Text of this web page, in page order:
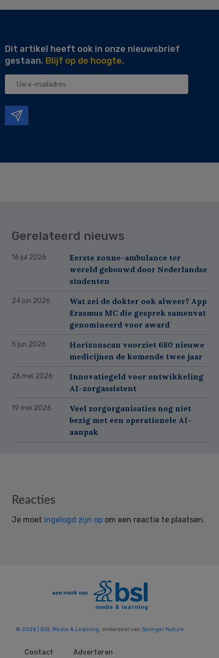
Dit artikel heeft ook in onze nieuwsbrief
gestaan. Blijf op de hoogte.
Uw
Gerelateerd nieuws
16 jul 2026
Eerste zonne-ambulance ter
wereld gebouwd door Nederlandse
studenten
24 jun 2026
Wat zei de dokter ook alweer? App
Erasmus MC die gesprek samenvat
genomineerd voor award
5 jun 2026
Horizonscan voorziet 680 nieuwe
medicijnen de komende twee jaar
26 mei 2026
Innovatiegeld voor ontwikkeling
AI-zorgassistent
19 mei 2026
Veel zorgorganisaties nog niet
bezig met een operationele AI-
aanpak
Reader
Reacties
Je moet ingelogd zijn op om een reactie te plaatsen.
© 2026 | BSL Media & Learning, onderdeel van Springer Nature
Contact Adverteren